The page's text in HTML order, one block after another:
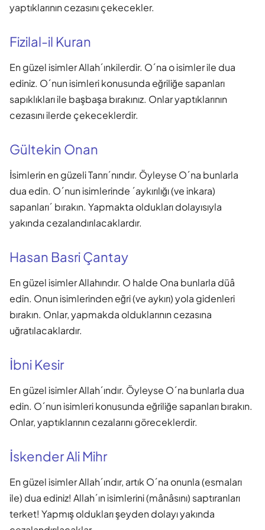
yaptıklarının cezasını çekecekler.
Fizilal-il Kuran
En güzel isimler Allah´ınkilerdir. O´na o isimler ile dua
ediniz. O´nun isimleri konusunda eğriliğe sapanları
sapıklıkları ile başbaşa bırakınız. Onlar yaptıklarının
cezasını ilerde çekeceklerdir.
Gültekin Onan
İsimlerin en güzeli Tanrı´nındır. Öyleyse O´na bunlarla
dua edin. O´nun isimlerinde ´aykırılığı (ve inkara)
sapanları´ bırakın. Yapmakta oldukları dolayısıyla
yakında cezalandırılacaklardır.
Hasan Basri Çantay
En güzel isimler Allahındır. O halde Ona bunlarla düâ
edin. Onun isimlerinden eğri (ve aykırı) yola gidenleri
bırakın. Onlar, yapmakda olduklarının cezasına
uğratılacaklardır.
İbni Kesir
En güzel isimler Allah´ındır. Öyleyse O´na bunlarla dua
edin. O´nun isimleri konusunda eğriliğe sapanları bırakın.
Onlar, yaptıklarının cezalarını göreceklerdir.
İskender Ali Mihr
En güzel isimler Allah´ındır, artık O´na onunla (esmaları
ile) dua ediniz! Allah´ın isimlerini (mânâsını) saptıranları
terket! Yapmış oldukları şeyden dolayı yakında